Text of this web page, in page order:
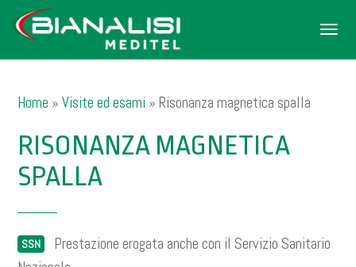
Menu
Home »Visite ed esami »Risonanza magnetica spalla
RISONANZA MAGNETICA
SPALLA
SSN
Prestazione erogata anche con il Servizio Sanitario